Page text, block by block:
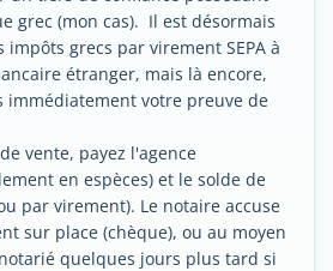
grec (mon cas). Il est désormais
impôts grecs par virement SEPA à
étranger, mais là encore,
immédiatement votre preuve de
vente, payez l'agence
en espèces) et le solde de
par virement). Le notaire accuse
sur place (chèque), ou au moyen
quelques jours plus tard si